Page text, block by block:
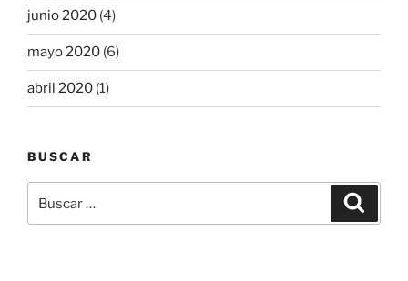
junio 2020 (4)
mayo 2020 (6)
abril 2020 (1)
BUSCAR
por: